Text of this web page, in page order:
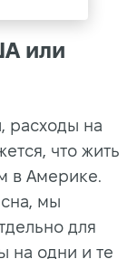
или
расходы на
что жить
в Америке.
мы
для
на одни и те